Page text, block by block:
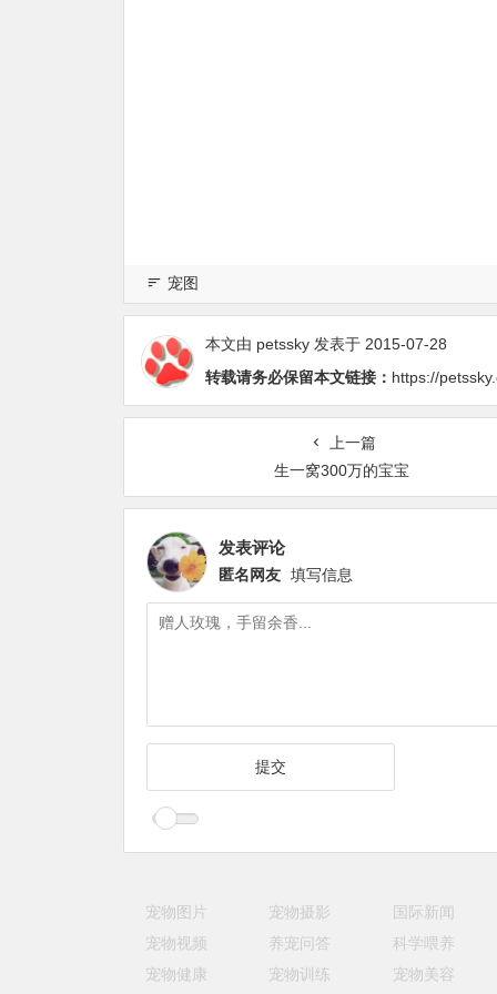
宠图
本文由 petssky 发表于 2015-07-28
转载请务必保留本文链接： https://
上一篇
生一窝300万的宝宝
发表评论
匿名网友 填写信息
宠物图片 宠物摄影
国际新闻
宠物视频
养宠问答
科学喂养
宠物健康
宠物训练 宠物美容